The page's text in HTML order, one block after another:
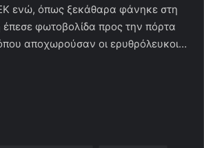
ενώ, όπως ξεκάθαρα φάνηκε στη
φωτοβολίδα προς την πόρτα
αποχωρούσαν οι ερυθρόλευκοι…